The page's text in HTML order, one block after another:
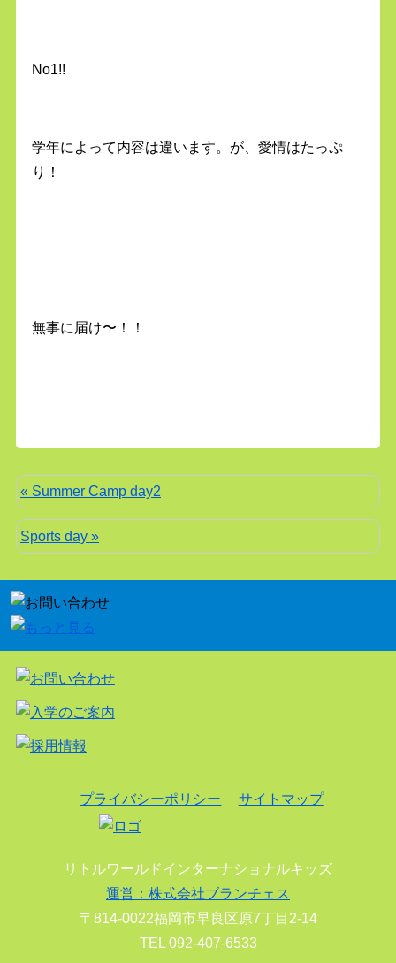
No1!!
学年によって内容は違います。が、愛情はたっぷ
り！
無事に届け〜！！
« Summer Camp day2
Sports day »
プライバシーポリシー サイトマップ
リトルワールドインターナショナルキッズ
運営：株式会社ブランチェス
〒814-0022福岡市早良区原7丁目2-14
TEL 092-407-6533